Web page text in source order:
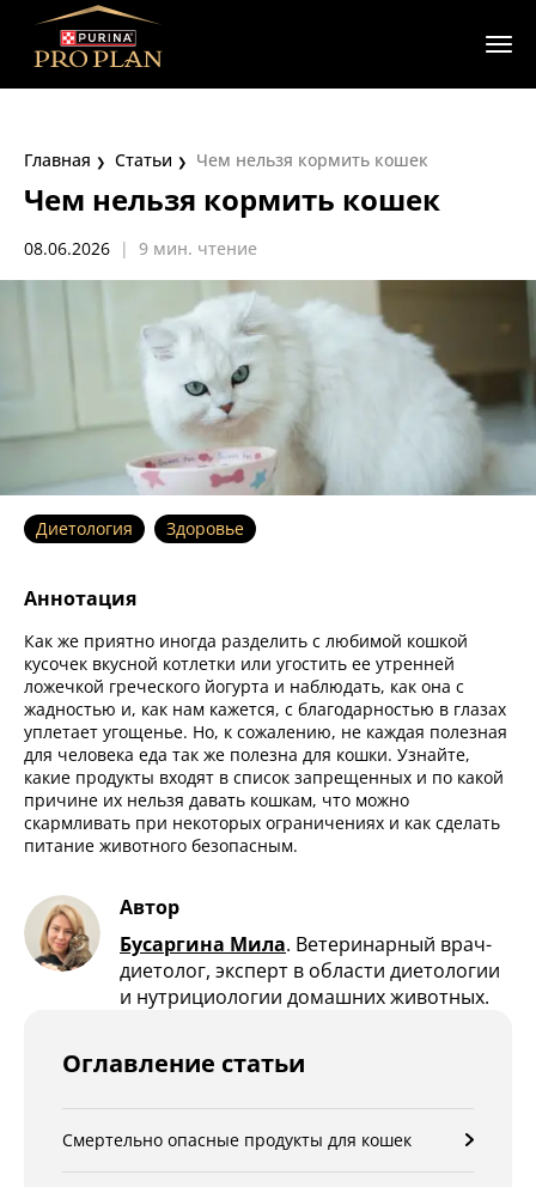
Главная Статьи Чем нельзя кормить кошек
Чем нельзя кормить кошек
08.06.2026 | 9 мин. чтение
Диетология Здоровье
Аннотация
Как же приятно иногда разделить с любимой кошкой
кусочек вкусной котлетки или угостить ее утренней
ложечкой греческого йогурта и наблюдать, как она с
жадностью и, как нам кажется, с благодарностью в глазах
уплетает угощенье. Но, к сожалению, не каждая полезная
для человека еда так же полезна для кошки. Узнайте,
какие продукты входят в список запрещенных и по какой
причине их нельзя давать кошкам, что можно
скармливать при некоторых ограничениях и как сделать
питание животного безопасным.
Автор
Бусаргина Мила. Ветеринарный врач-
диетолог, эксперт в области диетологии
и нутрициологии домашних животных.
Оглавление статьи
Смертельно опасные продукты для кошек